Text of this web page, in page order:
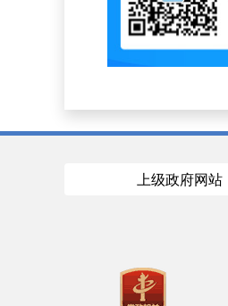
上级政府网站